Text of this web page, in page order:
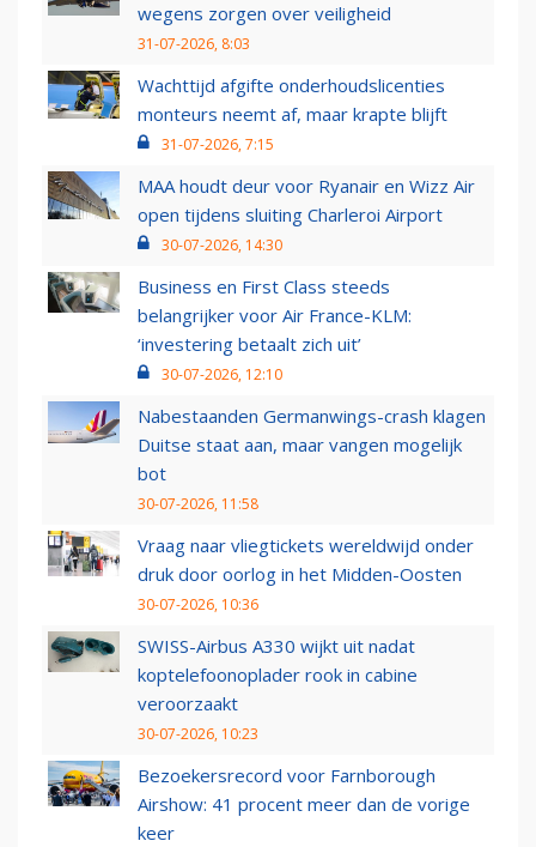
wegens zorgen over veiligheid
31-07-2026, 8:03
Wachttijd afgifte onderhoudslicenties
monteurs neemt af, maar krapte blijft
31-07-2026, 7:15
MAA houdt deur voor Ryanair en Wizz Air
open tijdens sluiting Charleroi Airport
30-07-2026, 14:30
Business en First Class steeds
belangrijker voor Air France-KLM:
‘investering betaalt zich uit’
30-07-2026, 12:10
Nabestaanden Germanwings-crash klagen
Duitse staat aan, maar vangen mogelijk
bot
30-07-2026, 11:58
Vraag naar vliegtickets wereldwijd onder
druk door oorlog in het Midden-Oosten
30-07-2026, 10:36
SWISS-Airbus A330 wijkt uit nadat
koptelefoonoplader rook in cabine
veroorzaakt
30-07-2026, 10:23
Bezoekersrecord voor Farnborough
Airshow: 41 procent meer dan de vorige
keer